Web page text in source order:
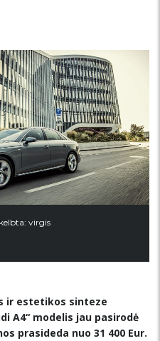
virgis
ir estetikos sinteze
A4“ modelis jau pasirodė
prasideda nuo 31 400 Eur.